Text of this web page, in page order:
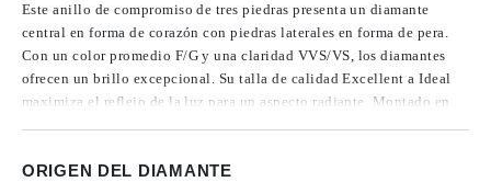
Este anillo de compromiso de tres piedras presenta un diamante
central en forma de corazón con piedras laterales en forma de pera.
Con un color promedio F/G y una claridad VVS/VS, los diamantes
ofrecen un brillo excepcional. Su talla de calidad Excellent a Ideal
maximiza el reflejo de la luz para un aspecto radiante. Montado en
ORIGEN DEL DIAMANTE